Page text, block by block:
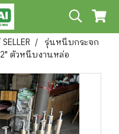
รุ่นหนีบกระจก
2" ตัวหนีบงานหล่อ